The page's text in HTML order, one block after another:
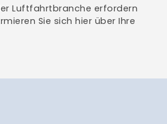
Luftfahrtbranche erfordern
Sie sich hier über Ihre